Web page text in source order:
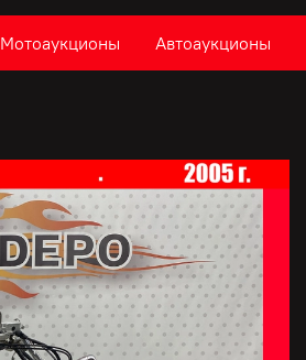
Мотоаукционы Автоаукционы